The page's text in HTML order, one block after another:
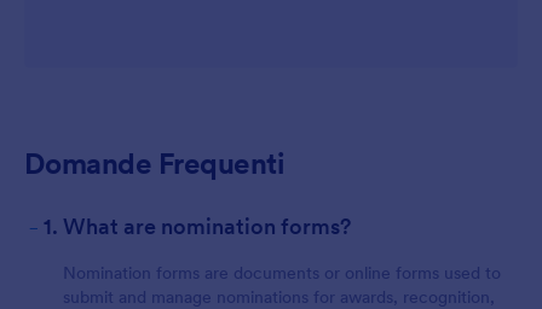
Domande Frequenti
- 1. What are nomination forms?
Nomination forms are documents or online forms used to
submit and manage nominations for awards, recognition,